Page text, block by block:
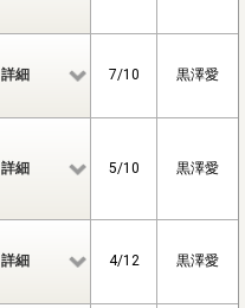
詳細 7/10 黒澤愛
詳細 5/10 黒澤愛
詳細 4/12 黒澤愛